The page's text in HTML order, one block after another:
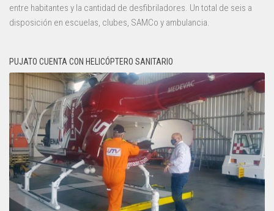
entre habitantes y la cantidad de desfibriladores. Un total de seis a
disposición en escuelas, clubes, SAMCo y ambulancia.
PUJATO CUENTA CON HELICÓPTERO SANITARIO